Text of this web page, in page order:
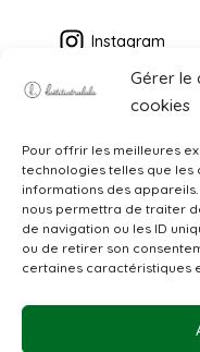
Gérer le
cookies
Pour offrir les meilleures
technologies telles que
informations des
nous permettra de traiter
de navigation ou les ID
ou de retirer son
certaines caractéristiques
Instagram